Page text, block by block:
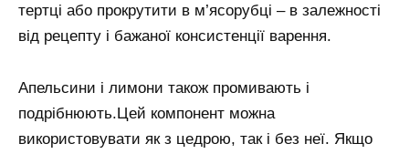
тертці або прокрутити в м’ясорубці – в залежності
від рецепту і бажаної консистенції варення.
Апельсини і лимони також промивають і
подрібнюють.Цей компонент можна
використовувати як з цедрою, так і без неї. Якщо